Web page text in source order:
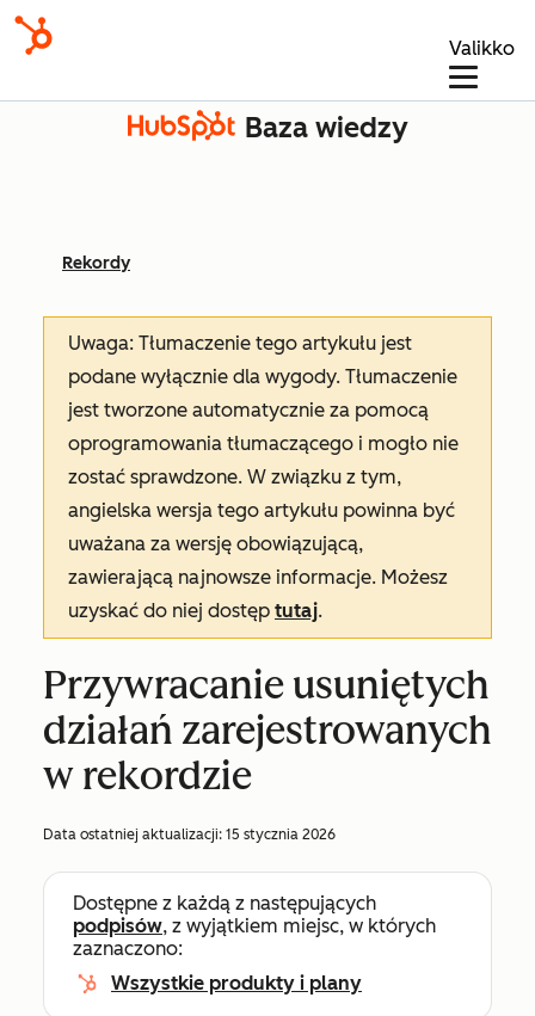
Valikko
Baza wiedzy
Rekordy
Uwaga: Tłumaczenie tego artykułu jest
podane wyłącznie dla wygody. Tłumaczenie
jest tworzone automatycznie za pomocą
oprogramowania tłumaczącego i mogło nie
zostać sprawdzone. W związku z tym,
angielska wersja tego artykułu powinna być
uważana za wersję obowiązującą,
zawierającą najnowsze informacje. Możesz
uzyskać do niej dostęp tutaj.
Przywracanie usuniętych
działań zarejestrowanych
w rekordzie
Data ostatniej aktualizacji: 15 stycznia 2026
Dostępne z każdą z następujących
podpisów, z wyjątkiem miejsc, w których
zaznaczono:
Wszystkie produkty i plany